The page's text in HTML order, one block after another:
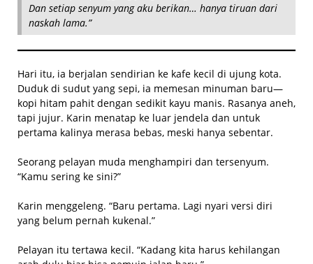
Dan setiap senyum yang aku berikan… hanya tiruan dari
naskah lama.”
Hari itu, ia berjalan sendirian ke kafe kecil di ujung kota.
Duduk di sudut yang sepi, ia memesan minuman baru—
kopi hitam pahit dengan sedikit kayu manis. Rasanya aneh,
tapi jujur. Karin menatap ke luar jendela dan untuk
pertama kalinya merasa bebas, meski hanya sebentar.
Seorang pelayan muda menghampiri dan tersenyum.
“Kamu sering ke sini?”
Karin menggeleng. “Baru pertama. Lagi nyari versi diri
yang belum pernah kukenal.”
Pelayan itu tertawa kecil. “Kadang kita harus kehilangan